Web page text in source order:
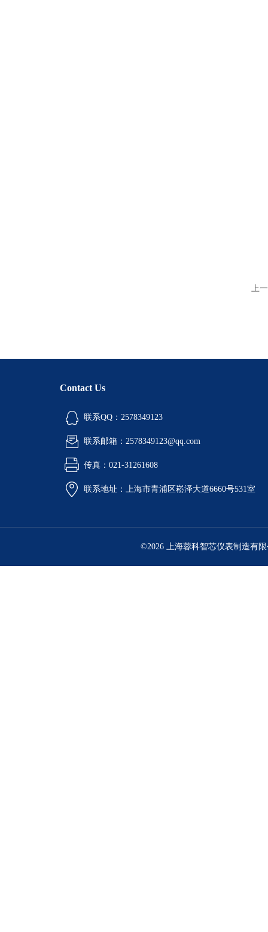
上
Contact Us
联系QQ：2578349123
联系邮箱：2578349123@qq.com
传真：021-31261608
联系地址：上海市青浦区崧泽大道6660号531室
©2026 上海蓉科智芯仪表制造有